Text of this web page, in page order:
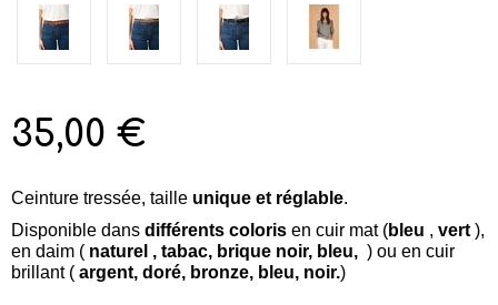
35,00 €
Ceinture tressée, taille unique et réglable.
Disponible dans différents coloris en cuir mat (bleu , vert ),
en daim ( naturel , tabac, brique noir, bleu, ) ou en cuir
brillant ( argent, doré, bronze, bleu, noir.)